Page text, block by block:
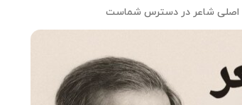
اصلی شاعر در دسترس شماست